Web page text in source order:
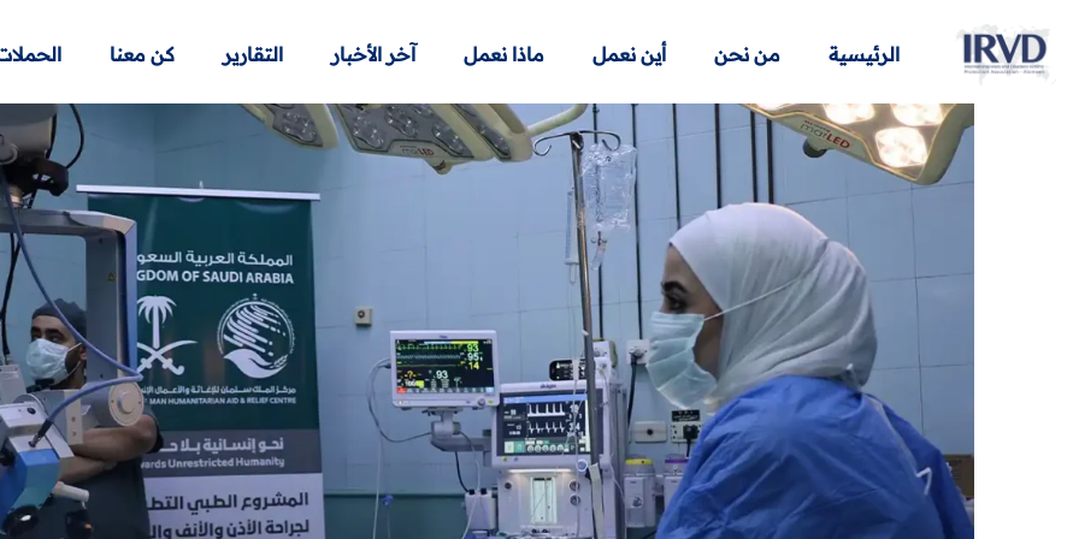
الرئيسية من نحن أين نعمل ماذا نعمل آخر الأخبار التقارير كن معنا